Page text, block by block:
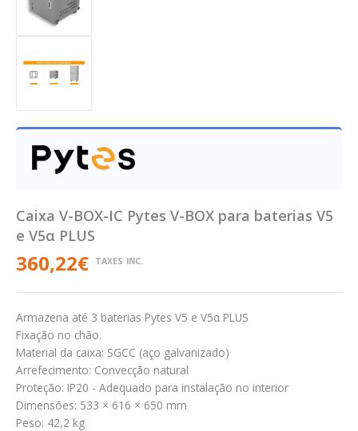
Caixa V-BOX-IC Pytes V-BOX para baterias V5
e V5α PLUS
360,22€ TAXES INC.
Armazena até 3 baterias Pytes V5 e V5α PLUS
Fixação no chão.
Material da caixa: SGCC (aço galvanizado)
Arrefecimento: Convecção natural
Proteção: IP20 - Adequado para instalação no interior
Dimensões: 533 × 616 × 650 mm
Peso: 42,2 kg